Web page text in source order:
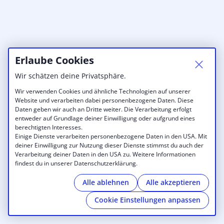
Erlaube Cookies
Wir schätzen deine Privatsphäre.
Wir verwenden Cookies und ähnliche Technologien auf unserer
Website und verarbeiten dabei personenbezogene Daten. Diese
Daten geben wir auch an Dritte weiter. Die Verarbeitung erfolgt
entweder auf Grundlage deiner Einwilligung oder aufgrund eines
berechtigten Interesses.
Einige Dienste verarbeiten personenbezogene Daten in den USA. Mit
deiner Einwilligung zur Nutzung dieser Dienste stimmst du auch der
Verarbeitung deiner Daten in den USA zu. Weitere Informationen
findest du in unserer Datenschutzerklärung.
Alle ablehnen
Alle akzeptieren
Cookie Einstellungen anpassen